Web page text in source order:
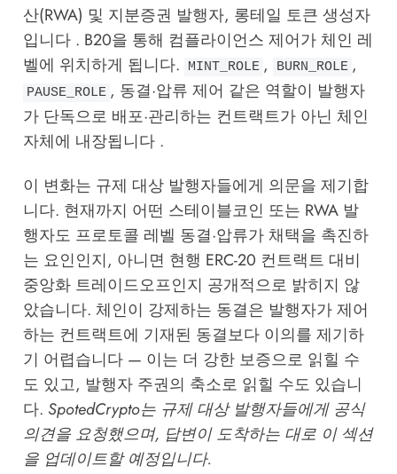
산(RWA) 및 지분증권 발행자, 롱테일 토큰 생성자
입니다 . B20을 통해 컴플라이언스 제어가 체인 레
벨에 위치하게 됩니다.
MINT_ROLE , BURN_ROLE ,
PAUSE_ROLE , 동결·압류 제어 같은 역할이 발행자
가 단독으로 배포·관리하는 컨트랙트가 아닌 체인
자체에 내장됩니다 .
이 변화는 규제 대상 발행자들에게 의문을 제기합
니다. 현재까지 어떤 스테이블코인 또는 RWA 발
행자도 프로토콜 레벨 동결·압류가 채택을 촉진하
는 요인인지, 아니면 현행 ERC-20 컨트랙트 대비
중앙화 트레이드오프인지 공개적으로 밝히지 않
았습니다. 체인이 강제하는 동결은 발행자가 제어
하는 컨트랙트에 기재된 동결보다 이의를 제기하
기 어렵습니다 — 이는 더 강한 보증으로 읽힐 수
도 있고, 발행자 주권의 축소로 읽힐 수도 있습니
다. SpotedCrypto는 규제 대상 발행자들에게 공식
의견을 요청했으며, 답변이 도착하는 대로 이 섹션
을 업데이트할 예정입니다.